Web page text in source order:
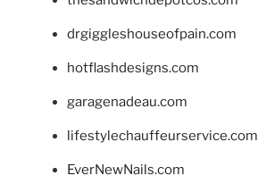
drgiggleshouseofpain.com
hotflashdesigns.com
garagenadeau.com
lifestylechauffeurservice.com
EverNewNails.com